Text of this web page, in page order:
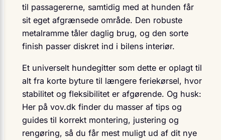
til passagererne, samtidig med at hunden får
sit eget afgrænsede område. Den robuste
metalramme tåler daglig brug, og den sorte
finish passer diskret ind i bilens interiør.
Et universelt hundegitter som dette er oplagt til
alt fra korte byture til længere ferie­kørsel, hvor
stabilitet og fleksibilitet er afgørende. Og husk:
Her på vov.dk finder du masser af tips og
guides til korrekt montering, justering og
rengøring, så du får mest muligt ud af dit nye